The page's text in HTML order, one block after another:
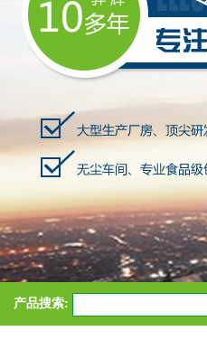
产品搜索: